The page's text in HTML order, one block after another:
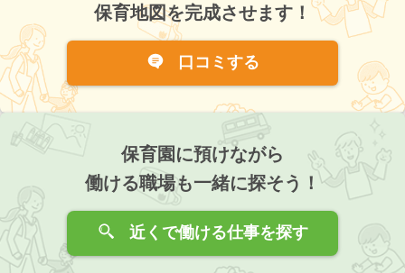
保育地図を完成させます！
口コミする
保育園に預けながら
働ける職場も一緒に探そう！
近くで働ける仕事を探す